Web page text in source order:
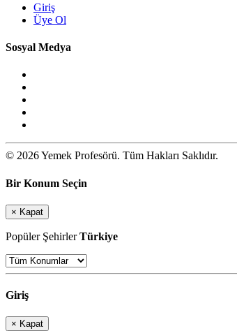
Giriş
Üye Ol
Sosyal Medya
© 2026 Yemek Profesörü. Tüm Hakları Saklıdır.
Bir Konum Seçin
× Kapat
Popüler ŞehirlerTürkiye
Giriş
× Kapat